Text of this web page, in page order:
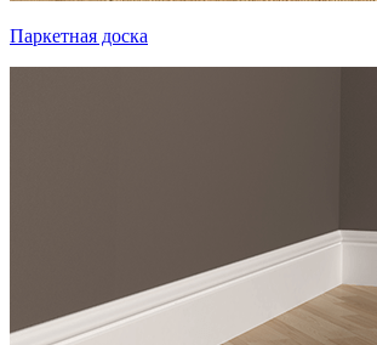
Паркетная доска